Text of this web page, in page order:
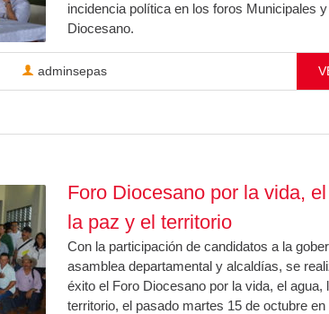
incidencia política en los foros Municipales y
Diocesano.
adminsepas
Foro Diocesano por la vida,
la paz y el territorio
Con la participación de candidatos a la
asamblea departamental y alcaldías, se
éxito el Foro Diocesano por la vida, el agua,
territorio, el pasado martes 15 de octubre en